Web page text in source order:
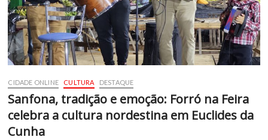
CIDADE ONLINE CULTURA DESTAQUE
Sanfona, tradição e emoção: Forró na Feira
celebra a cultura nordestina em Euclides da
Cunha